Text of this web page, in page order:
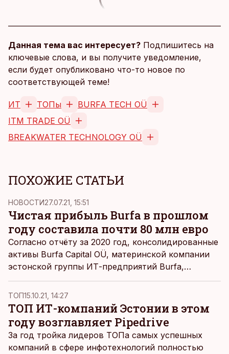
Данная тема вас интересует? Подпишитесь на
ключевые слова, и вы получите уведомление,
если будет опубликовано что-то новое по
соответствующей теме!
ИТ ТОПы
BURFA TECH OÜ
ITM TRADE OÜ
BREAKWATER TECHNOLOGY OÜ
ПОХОЖИЕ СТАТЬИ
НОВОСТИ27.07.21, 15:51
Чистая прибыль Burfa в прошлом
году составила почти 80 млн евро
Согласно отчёту за 2020 год, консолидированные
активы Burfa Capital OÜ, материнской компании
эстонской группы ИТ-предприятий Burfa,
увеличились до 195,6 миллиона евро, тогда как
чистая прибыль концерна Burfa достигла 79,9
миллиона евро, говорится в распространенном
компанией пресс-релизе.
ТОП15.10.21, 14:27
ТОП ИТ-компаний Эстонии в этом
году возглавляет Pipedrive
За год тройка лидеров ТОПа самых успешных
компаний в сфере инфотехнологий полностью